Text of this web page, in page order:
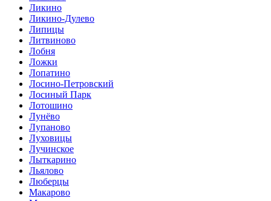
Ликино
Ликино-Дулево
Липицы
Литвиново
Лобня
Ложки
Лопатино
Лосино-Петровский
Лосиный Парк
Лотошино
Лунёво
Лупаново
Луховицы
Лучинское
Лыткарино
Льялово
Люберцы
Макарово